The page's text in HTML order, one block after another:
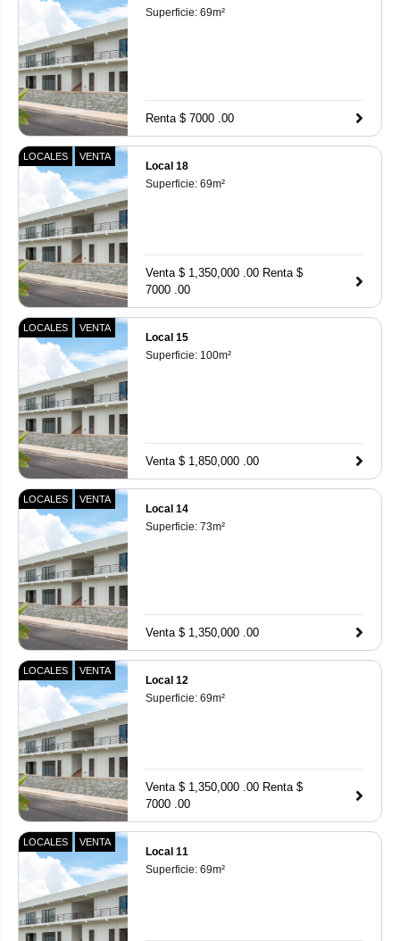
Superficie: 69m²
Renta $ 7000 .00
LOCALES VENTA
Local 18
Superficie: 69m²
Venta $ 1,350,000 .00 Renta $
7000 .00
LOCALES VENTA
Local 15
Superficie: 100m²
Venta $ 1,850,000 .00
LOCALES VENTA
Local 14
Superficie: 73m²
Venta $ 1,350,000 .00
LOCALES VENTA
Local 12
Superficie: 69m²
Venta $ 1,350,000 .00 Renta $
7000 .00
LOCALES VENTA
Local 11
Superficie: 69m²